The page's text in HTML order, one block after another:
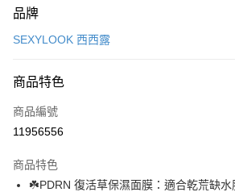
信用卡一次付款
LINE Pay
Apple Pay
悠遊付
品牌
SEXYLOOK 西西露
商品特色
商品編號
11956556
商品特色
☘️PDRN 復活草保濕面膜：適合乾荒缺水